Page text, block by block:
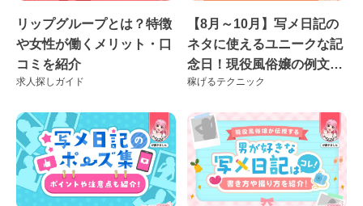
リップグループとは？特徴
や女性が働くメリット・口
コミを紹介
求人探しガイド
【8月～10月】写メ日記の
ネタに使えるユニークな記
念日！現役風俗嬢の例文付
き♪
稼げるテクニック